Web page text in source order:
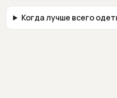
Когда лучше всего